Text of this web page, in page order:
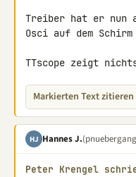
Treiber hat er nun
Osci auf dem
TTscope zeigt
Markierten Text zitieren
HJ Hannes J.
Peter Krengel